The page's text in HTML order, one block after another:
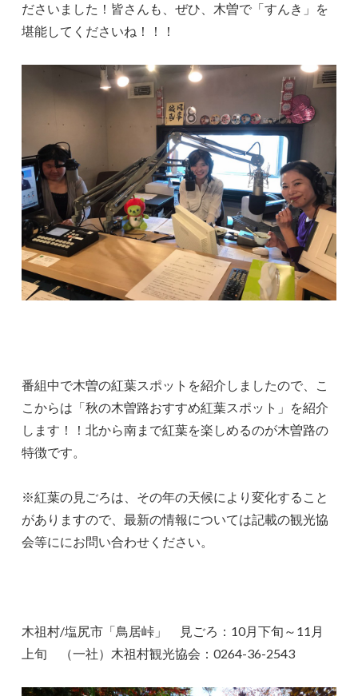
ださいました！皆さんも、ぜひ、木曽で「すんき」を
堪能してくださいね！！！
番組中で木曽の紅葉スポットを紹介しましたので、こ
こからは「秋の木曽路おすすめ紅葉スポット」を紹介
します！！北から南まで紅葉を楽しめるのが木曽路の
特徴です。
※紅葉の見ごろは、その年の天候により変化すること
がありますので、最新の情報については記載の観光協
会等ににお問い合わせください。
木祖村/塩尻市「鳥居峠」 見ごろ：10月下旬～11月
上旬 （一社）木祖村観光協会：0264-36-2543